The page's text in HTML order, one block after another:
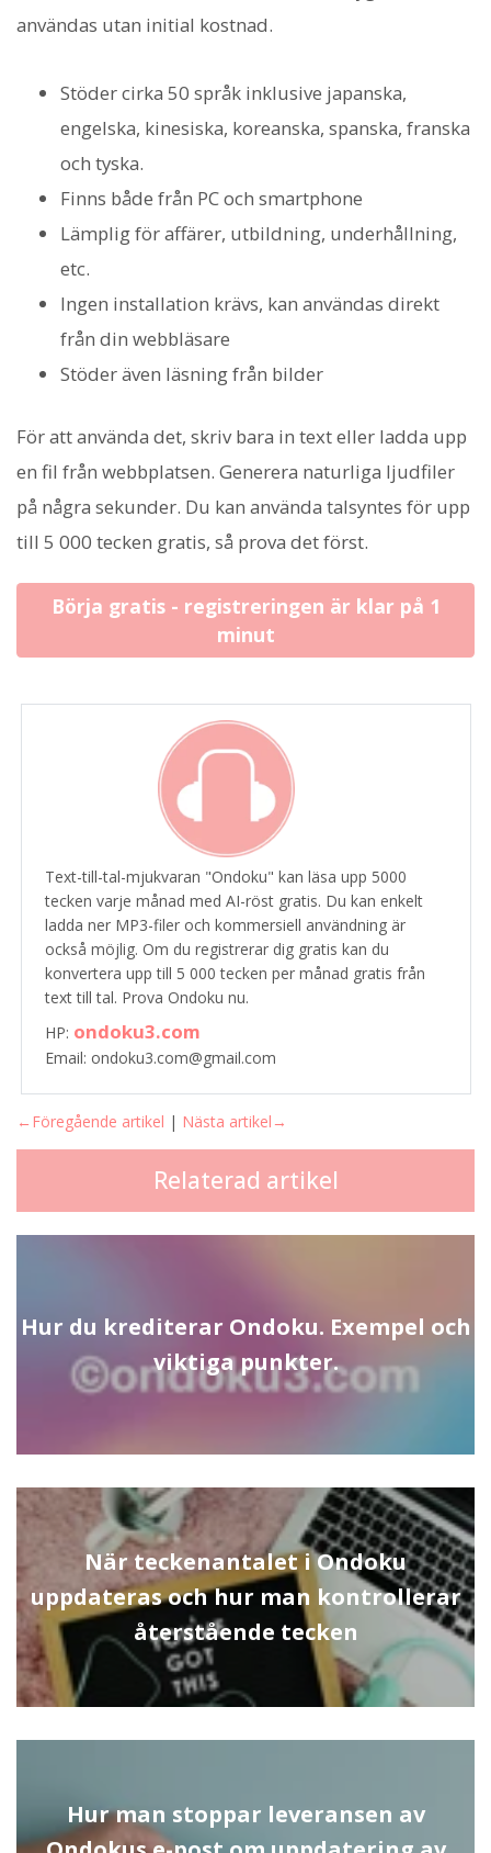
användas utan initial kostnad.
Stöder cirka 50 språk inklusive japanska,
engelska, kinesiska, koreanska, spanska, franska
och tyska.
Finns både från PC och smartphone
Lämplig för affärer, utbildning, underhållning,
etc.
Ingen installation krävs, kan användas direkt
från din webbläsare
Stöder även läsning från bilder
För att använda det, skriv bara in text eller ladda upp
en fil från webbplatsen. Generera naturliga ljudfiler
på några sekunder. Du kan använda talsyntes för upp
till 5 000 tecken gratis, så prova det först.
Börja gratis - registreringen är klar på 1
minut
Text-till-tal-mjukvaran "Ondoku" kan läsa upp 5000
tecken varje månad med AI-röst gratis. Du kan enkelt
ladda ner MP3-filer och kommersiell användning är
också möjlig. Om du registrerar dig gratis kan du
konvertera upp till 5 000 tecken per månad gratis från
text till tal. Prova Ondoku nu.
HP: ondoku3.com
Email: ondoku3.com@gmail.com
←Föregående artikel | Nästa artikel→
Relaterad artikel
Hur du krediterar Ondoku. Exempel och
viktiga punkter.
När teckenantalet i Ondoku
uppdateras och hur man kontrollerar
återstående tecken
Hur man stoppar leveransen av